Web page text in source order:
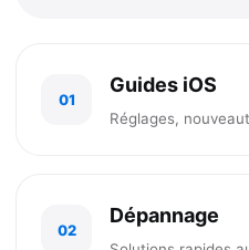
01
Guides iOS
Réglages,
02
Dépannage